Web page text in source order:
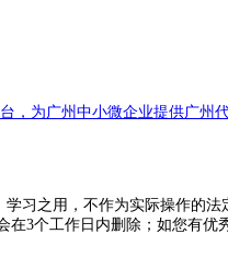
，为广州中小微企业提供广州
习之用，不作为实际操作的
在3个工作日内删除；如您有优